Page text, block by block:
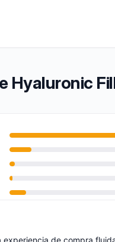
Hyaluronic
10